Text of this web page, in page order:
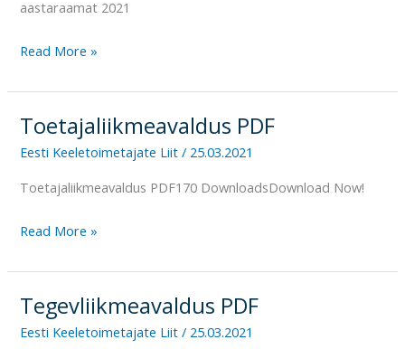
aastaraamat 2021
Read More »
Toetajaliikmeavaldus PDF
Eesti Keeletoimetajate Liit/ 25.03.2021
Toetajaliikmeavaldus PDF170 DownloadsDownload Now!
Toetajaliikmeavaldus
PDF
Read More »
Tegevliikmeavaldus PDF
Eesti Keeletoimetajate Liit/ 25.03.2021
Tegevliikmeavaldus
PDF